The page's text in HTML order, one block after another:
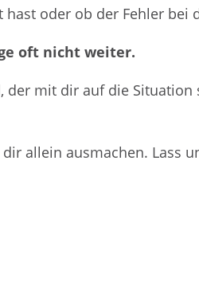
hast oder ob der Fehler
oft nicht weiter.
mit dir auf die
allein ausmachen. Lass